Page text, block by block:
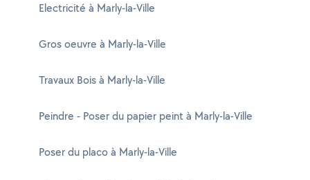
Electricité à Marly-la-Ville
Gros oeuvre à Marly-la-Ville
Travaux Bois à Marly-la-Ville
Peindre - Poser du papier peint à Marly-la-Ville
Poser du placo à Marly-la-Ville